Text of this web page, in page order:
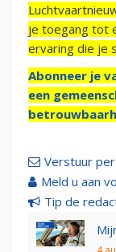
je toegang tot
ervaring die je
Abonneer je
een
Verstuur
Meld u aan
Tip de